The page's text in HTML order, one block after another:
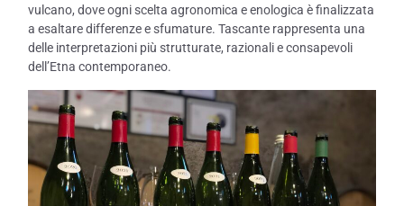
vulcano, dove ogni scelta agronomica e enologica è finalizzata
a esaltare differenze e sfumature. Tascante rappresenta una
delle interpretazioni più strutturate, razionali e consapevoli
dell’Etna contemporaneo.